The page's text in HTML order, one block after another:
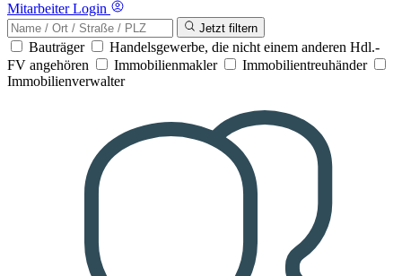
Mitarbeiter Login
Jetzt filtern
Bauträger
Handelsgewerbe, die nicht einem anderen Hdl.-
FV angehören
Immobilienmakler
Immobilientreuhänder
Immobilienverwalter